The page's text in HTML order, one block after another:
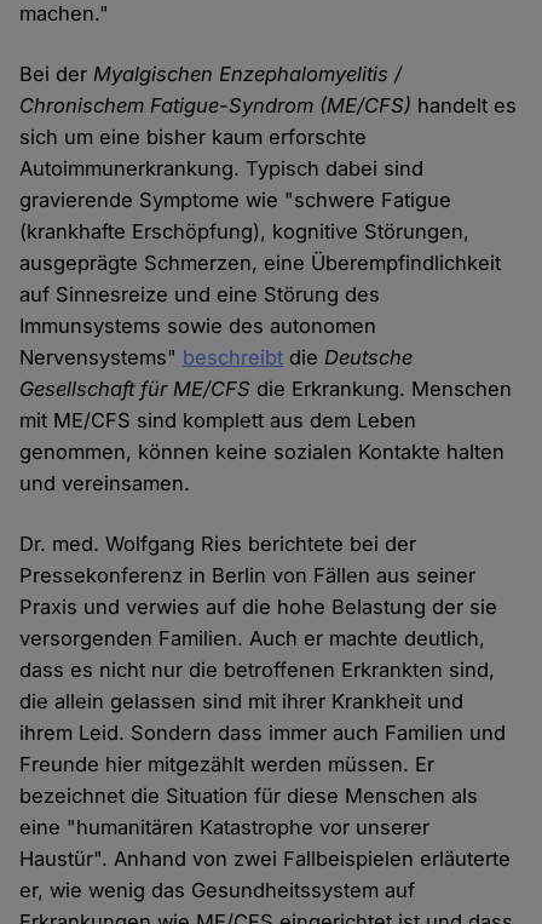
machen."
Bei derMyalgischen Enzephalomyelitis /
Chronischem Fatigue-Syndrom (ME/CFS) handelt es
sich um eine bisher kaum erforschte
Autoimmunerkrankung. Typisch dabei sind
gravierende Symptome wie "schwere Fatigue
(krankhafte Erschöpfung), kognitive Störungen,
ausgeprägte Schmerzen, eine Überempfindlichkeit
auf Sinnesreize und eine Störung des
Immunsystems sowie des autonomen
Nervensystems" beschreibt dieDeutsche
Gesellschaft für ME/CFS die Erkrankung. Menschen
mit ME/CFS sind komplett aus dem Leben
genommen, können keine sozialen Kontakte halten
und vereinsamen.
Dr. med. Wolfgang Ries berichtete bei der
Pressekonferenz in Berlin von Fällen aus seiner
Praxis und verwies auf die hohe Belastung der sie
versorgenden Familien. Auch er machte deutlich,
dass es nicht nur die betroffenen Erkrankten sind,
die allein gelassen sind mit ihrer Krankheit und
ihrem Leid. Sondern dass immer auch Familien und
Freunde hier mitgezählt werden müssen. Er
bezeichnet die Situation für diese Menschen als
eine "humanitären Katastrophe vor unserer
Haustür". Anhand von zwei Fallbeispielen erläuterte
er, wie wenig das Gesundheitssystem auf